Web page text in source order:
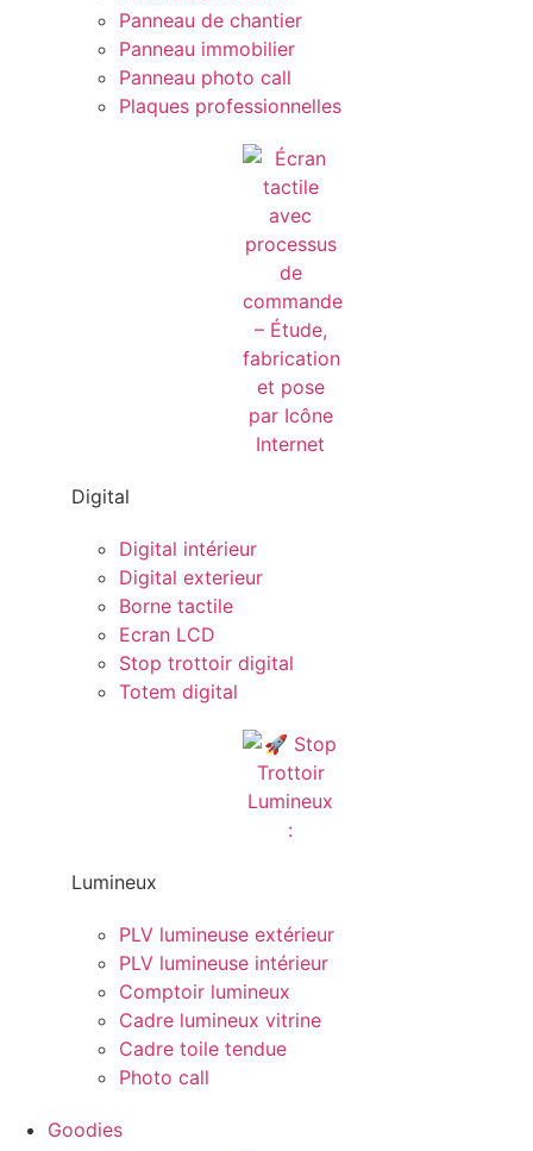
Panneau de chantier
Panneau immobilier
Panneau photo call
Plaques professionnelles
Digital
Digital intérieur
Digital exterieur
Borne tactile
Ecran LCD
Stop trottoir digital
Totem digital
Lumineux
PLV lumineuse extérieur
PLV lumineuse intérieur
Comptoir lumineux
Cadre lumineux vitrine
Cadre toile tendue
Photo call
Goodies